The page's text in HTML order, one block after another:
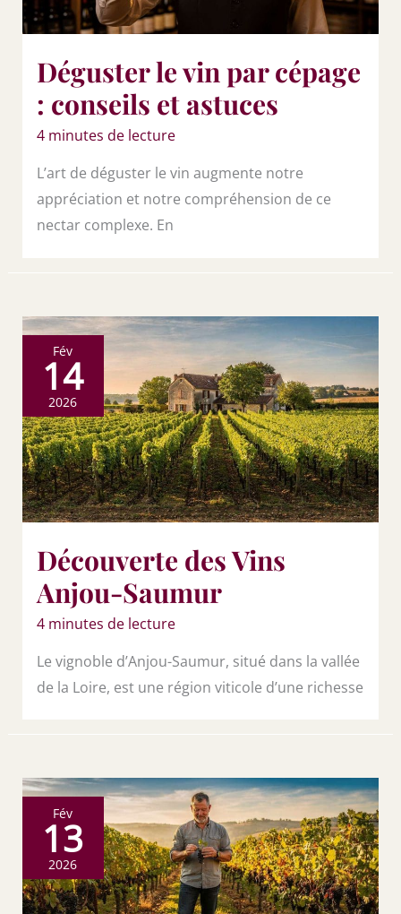
Déguster le vin par cépage
: conseils et astuces
4 minutes de lecture
L’art de déguster le vin augmente notre
appréciation et notre compréhension de ce
nectar complexe. En
Fév
14
2026
Découverte des Vins
Anjou-Saumur
4 minutes de lecture
Le vignoble d’Anjou-Saumur, situé dans la vallée
de la Loire, est une région viticole d’une richesse
Fév
13
2026